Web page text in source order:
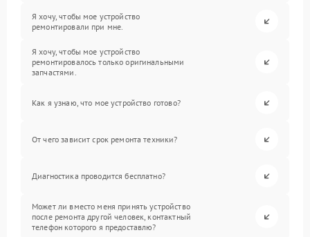
Я хочу, чтобы мое устройство
ремонтировали при мне.
Я хочу, чтобы мое устройство
ремонтировалось только оригинальными
запчастями.
Как я узнаю, что мое устройство готово?
От чего зависит срок ремонта техники?
Диагностика проводится бесплатно?
Может ли вместо меня принять устройство
после ремонта другой человек, контактный
телефон которого я предоставлю?